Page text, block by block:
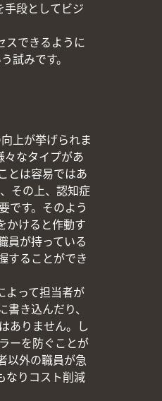
手段としてビジ
スできるように
試みです。
上が挙げられま
々なタイプがあ
とは容易ではあ
その上、認知症
です。そのよう
かけると作動す
員が持っている
することができ
よって担当者が
き込んだり、
ありません。し
ーを防ぐことが
以外の職員が急
なりコスト削減